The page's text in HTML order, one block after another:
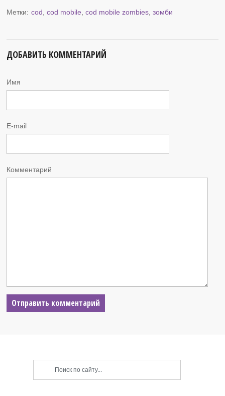
Метки: cod ,cod mobile ,cod mobile zombies ,зомби
ДОБАВИТЬ КОММЕНТАРИЙ
Имя
E-mail
Комментарий